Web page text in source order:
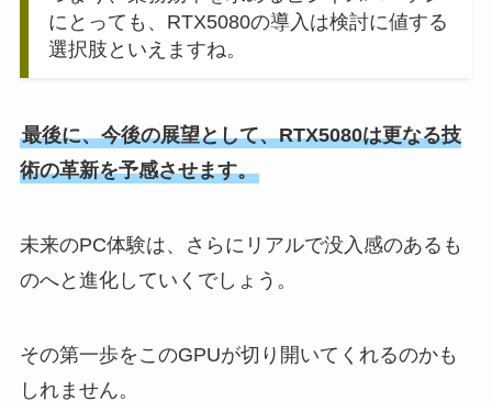
にとっても、RTX5080の導入は検討に値する
選択肢といえますね。
最後に、今後の展望として、RTX5080は更なる技
術の革新を予感させます。
未来のPC体験は、さらにリアルで没入感のあるも
のへと進化していくでしょう。
その第一歩をこのGPUが切り開いてくれるのかも
しれません。